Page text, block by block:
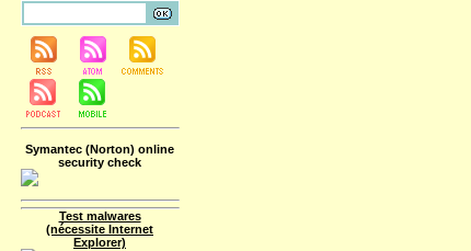
Symantec (Norton) online
security check
Test malwares
(nécessite Internet
Explorer)